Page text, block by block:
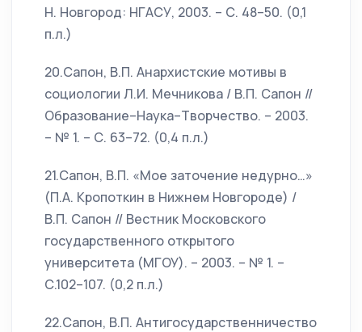
Н. Новгород: НГАСУ, 2003. – С. 48–50. (0,1
п.л.)
20.Сапон, В.П. Анархистские мотивы в
социологии Л.И. Мечникова / В.П. Сапон //
Образование–Наука–Творчество. – 2003.
– № 1. – С. 63–72. (0,4 п.л.)
21.Сапон, В.П. «Мое заточение недурно…»
(П.А. Кропоткин в Нижнем Новгороде) /
В.П. Сапон // Вестник Московского
государственного открытого
университета (МГОУ). – 2003. – № 1. –
С.102–107. (0,2 п.л.)
22.Сапон, В.П. Антигосударственничество